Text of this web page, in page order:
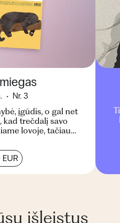
Nr. 3
įgūdis, o gal net
kad trečdalį savo
lovoje, tačiau
išleistus